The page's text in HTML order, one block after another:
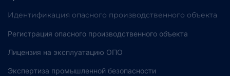
Идентификация опасного производственного объекта
Регистрация опасного производственного объекта
Лицензия на эксплуатацию ОПО
Экспертиза промышленной безопасности